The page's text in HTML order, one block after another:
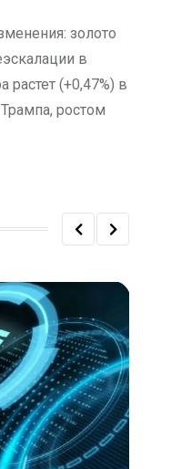
золото
в
(+0,47%) в
ростом